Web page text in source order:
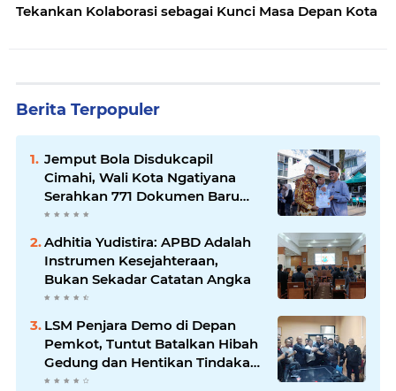
Tekankan Kolaborasi sebagai Kunci Masa Depan Kota
Berita Terpopuler
Jemput Bola Disdukcapil
Cimahi, Wali Kota Ngatiyana
Serahkan 771 Dokumen Baru
untuk Warga Terdampak Ganti
Nama Jalan
Adhitia Yudistira: APBD Adalah
Instrumen Kesejahteraan,
Bukan Sekadar Catatan Angka
LSM Penjara Demo di Depan
Pemkot, Tuntut Batalkan Hibah
Gedung dan Hentikan Tindakan
Sewenang-wenang